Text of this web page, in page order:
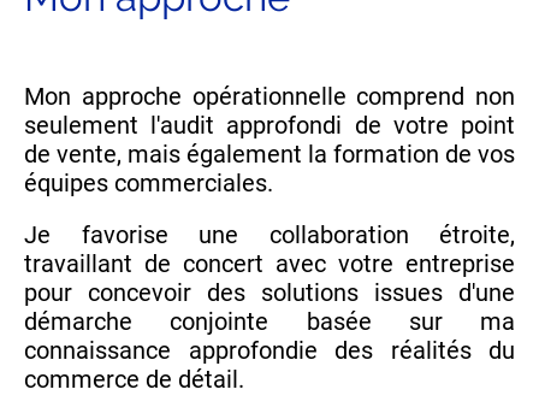
Mon approche opérationnelle comprend non
seulement l'audit approfondi de votre point
de vente, mais également la formation de vos
équipes commerciales.
Je favorise une collaboration étroite,
travaillant de concert avec votre entreprise
pour concevoir des solutions issues d'une
démarche conjointe basée sur ma
connaissance approfondie des réalités du
commerce de détail.